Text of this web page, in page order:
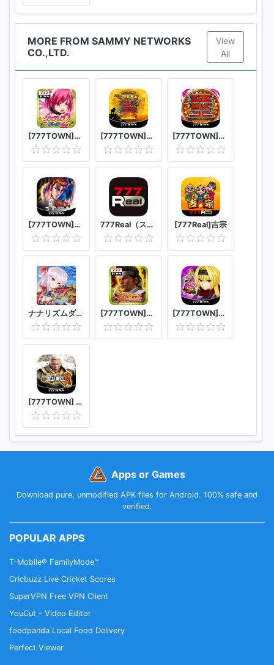
MORE FROM SAMMY NETWORKS
CO.,LTD.
View
All
[777TOWN]シンデレラブレイド2 [777TOWN]ぱちんこCR神獣王2 [777TOWN]パチスロ猛獣王 王者の咆哮
[777TOWN]CR真・花の慶次 777Real（スリーセブンリアル） [777Real]吉宗
ナナリズムダッシュ [777TOWN]パチスロバーチャファイター [777TOWN]戦国乙女2～深淵に輝く気高き将星～
[777TOWN] P真・北斗無双 第3章
Apps or Games
Download pure, unmodified APK files for Android. 100% safe and
verified.
POPULAR APPS
T-Mobile® FamilyMode™
Cricbuzz Live Cricket Scores
SuperVPN Free VPN Client
YouCut - Video Editor
foodpanda Local Food Delivery
Perfect Viewer